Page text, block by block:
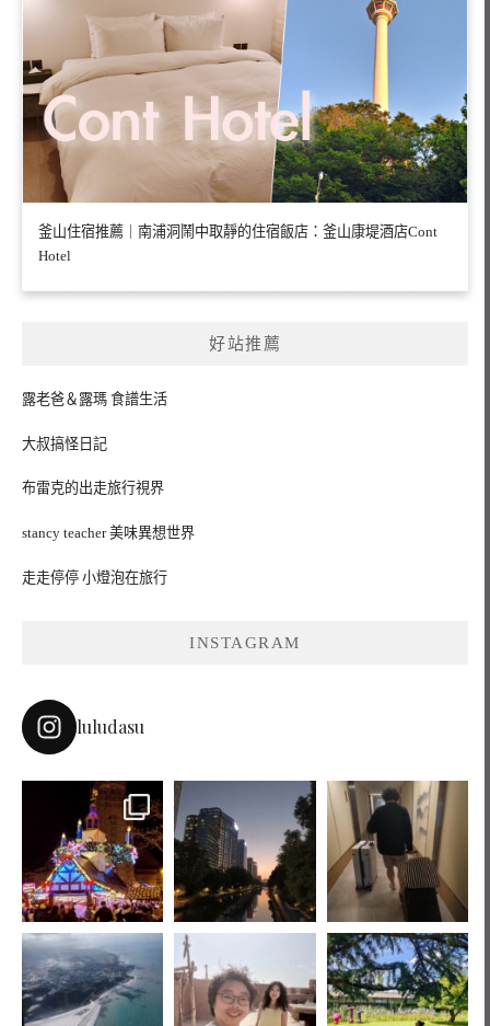
釜山住宿推薦｜南浦洞鬧中取靜的住宿飯店：釜山康堤酒店Cont
Hotel
好站推薦
露老爸＆露瑪 食譜生活
大叔搞怪日記
布雷克的出走旅行視界
stancy teacher 美味異想世界
走走停停 小燈泡在旅行
INSTAGRAM
luludasu